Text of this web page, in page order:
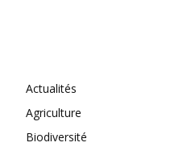
Actualités
Agriculture
Biodiversité